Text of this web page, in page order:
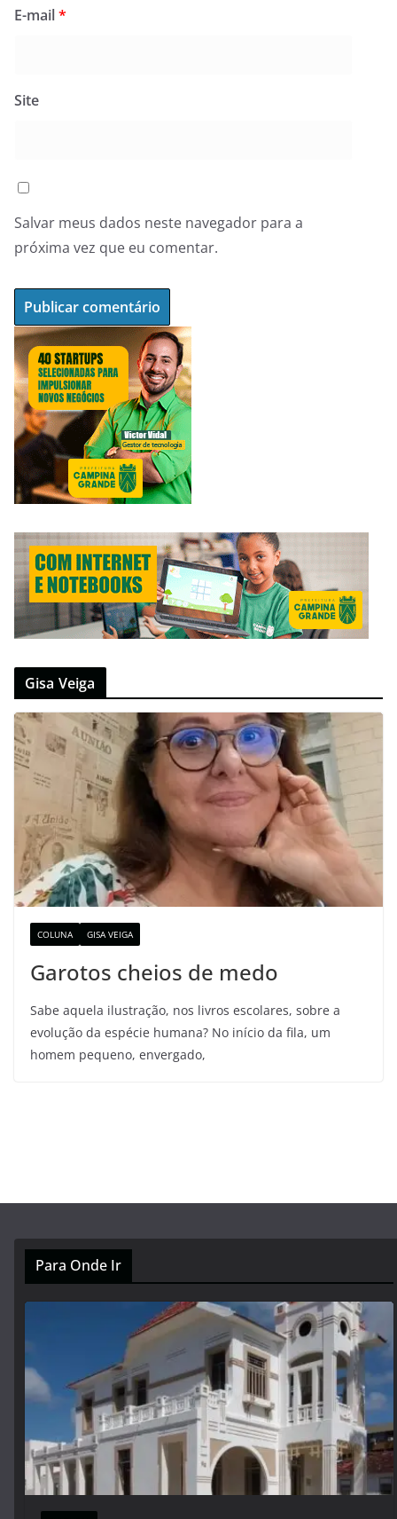
E-mail*
Site
Salvar meus dados neste navegador para a
próxima vez que eu comentar.
Gisa Veiga
COLUNA GISA VEIGA
Garotos cheios de medo
Sabe aquela ilustração, nos livros escolares, sobre a
evolução da espécie humana? No início da fila, um
homem pequeno, envergado,
Para Onde Ir